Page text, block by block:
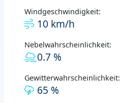
Windgeschwindigkeit:
10 km/h
Nebelwahrscheinlichkeit:
0.7 %
Gewitterwahrscheinlichkeit:
65 %